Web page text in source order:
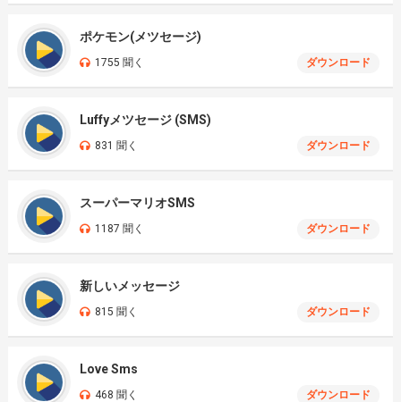
ポケモン(メツセージ)
1755 聞く ダウンロード
Luffyメツセージ (SMS)
831 聞く ダウンロード
スーパーマリオSMS
1187 聞く ダウンロード
新しいメッセージ
815 聞く ダウンロード
Love Sms
468 聞く ダウンロード